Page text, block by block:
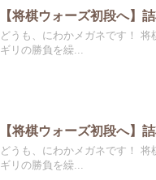
【将棋ウォーズ初段へ】
どうも、にわかメガネです！
ギリの勝負を繰...
【将棋ウォーズ初段へ】
どうも、にわかメガネです！
ギリの勝負を繰...